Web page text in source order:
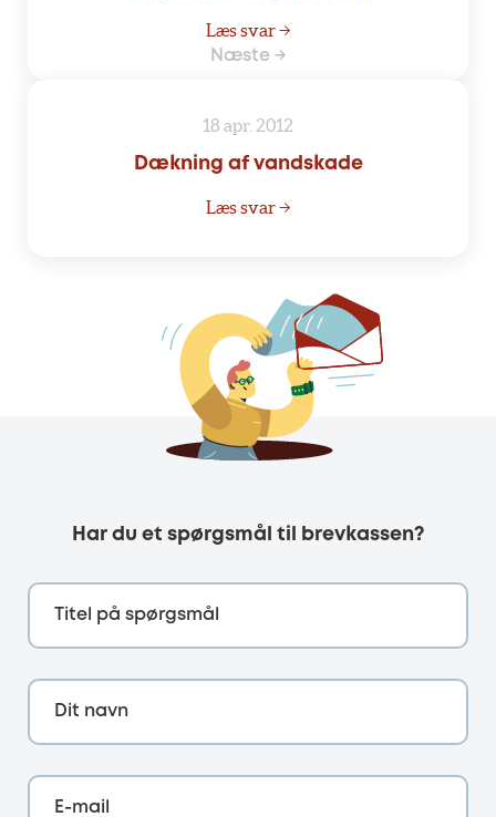
Læs svar →
Næste →
18 apr. 2012
Dækning af vandskade
Læs svar →
Har du et spørgsmål til brevkassen?
Titel på spørgsmål
Dit navn
E-mail